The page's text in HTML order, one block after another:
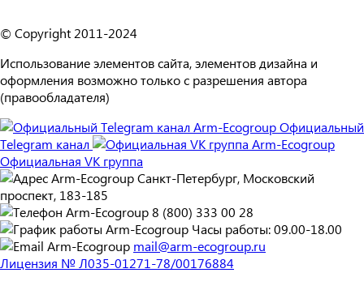
© Copyright 2011-2024
Использование элементов сайта, элементов дизайна и
оформления возможно только с разрешения автора
(правообладателя)
Официальный
Telegram канал
Официальная VK группа
Санкт-Петербург, Московский
проспект, 183-185
8 (800) 333 00 28
Часы работы: 09.00-18.00
mail@arm-ecogroup.ru
Лицензия № Л035-01271-78/00176884